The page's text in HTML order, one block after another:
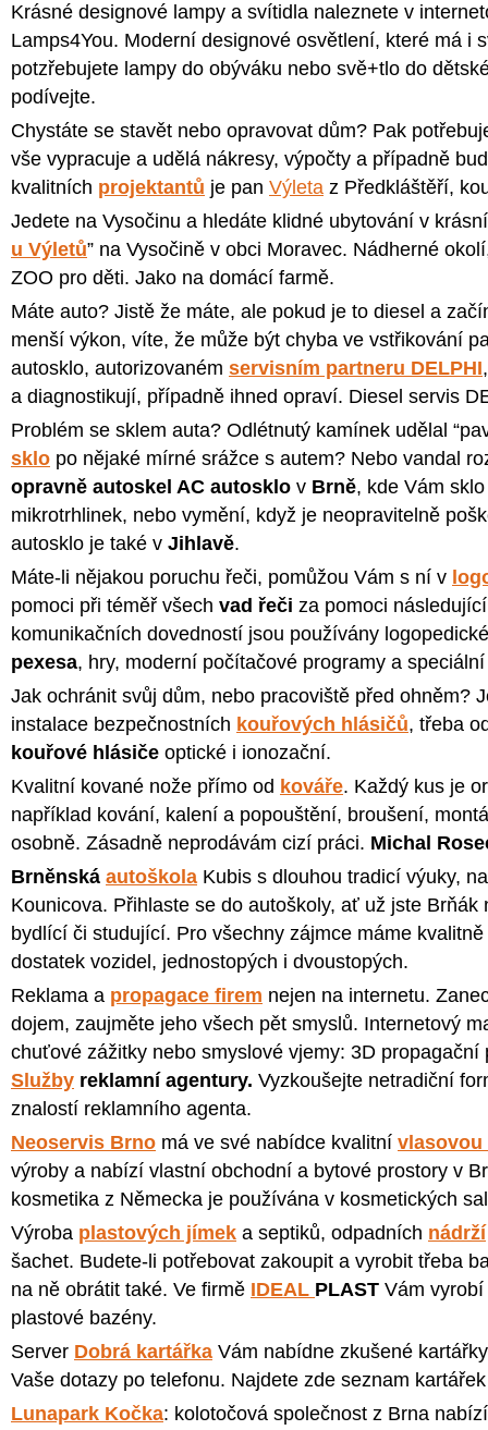
Krásné designové lampy a svítidla naleznete v
Lamps4You. Moderní designové osvětlení, které má i
potzřebujete lampy do obýváku nebo svě+tlo do
podívejte.
Chystáte se stavět nebo opravovat dům? Pak
vše vypracuje a udělá nákresy, výpočty a případně
kvalitních projektantů je pan Výleta z Předkláštěří,
Jedete na Vysočinu a hledáte klidné ubytování v
u Výletů” na Vysočině v obci Moravec. Nádherné
ZOO pro děti. Jako na domácí farmě.
Máte auto? Jistě že máte, ale pokud je to diesel a
menší výkon, víte, že může být chyba ve vstřikování
autosklo, autorizovaném servisním partneru DELPHI
a diagnostikují, případně ihned opraví. Diesel servis
Problém se sklem auta? Odlétnutý kamínek udělal
sklo po nějaké mírné srážce s autem? Nebo vandal
opravně autoskel AC autosklo v Brně, kde Vám
mikrotrhlinek, nebo vymění, když je neopravitelně
autosklo je také v Jihlavě.
Máte-li nějakou poruchu řeči, pomůžou Vám s ní v
pomoci při téměř všech vad řeči za pomoci
komunikačních dovedností jsou používány
pexesa, hry, moderní počítačové programy a
Jak ochránit svůj dům, nebo pracoviště před ohněm?
instalace bezpečnostních kouřových hlásičů, třeba
kouřové hlásiče optické i ionozační.
Kvalitní kované nože přímo od kováře. Každý kus je
například kování, kalení a popouštění, broušení,
osobně. Zásadně neprodávám cizí práci. Michal
Brněnská autoškola Kubis s dlouhou tradicí výuky,
Kounicova. Přihlaste se do autoškoly, ať už jste Brňák
bydlící či studující. Pro všechny zájmce máme
dostatek vozidel, jednostopých i dvoustopých.
Reklama a propagace firem nejen na internetu.
dojem, zaujměte jeho všech pět smyslů. Internetový
chuťové zážitky nebo smyslové vjemy: 3D propagační
Služby reklamní agentury. Vyzkoušejte netradiční
znalostí reklamního agenta.
Neoservis Brno má ve své nabídce kvalitní vlasovou
výroby a nabízí vlastní obchodní a bytové prostory v
kosmetika z Německa je používána v kosmetických
Výroba plastových jímek a septiků, odpadních nádrží
šachet. Budete-li potřebovat zakoupit a vyrobit třeba
na ně obrátit také. Ve firmě IDEAL PLAST Vám
plastové bazény.
Server Dobrá kartářka Vám nabídne zkušené
Vaše dotazy po telefonu. Najdete zde seznam
Lunapark Kočka: kolotočová společnost z Brna